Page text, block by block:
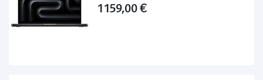
1 159,00 €